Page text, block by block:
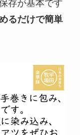
存が基本です
るだけで簡単